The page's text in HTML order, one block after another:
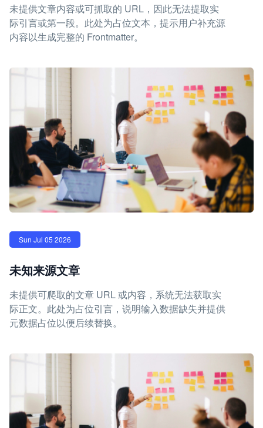
未提供文章内容或可抓取的 URL，因此无法提取实
际引言或第一段。此处为占位文本，提示用户补充源
内容以生成完整的 Frontmatter。
Sun Jul 05 2026
未知来源文章
未提供可爬取的文章 URL 或内容，系统无法获取实
际正文。此处为占位引言，说明输入数据缺失并提供
元数据占位以便后续替换。